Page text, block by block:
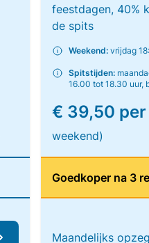
feestdagen, 40%
de spits
Weekend: vrijdag
Spitstijden:
16.00 tot 18.30 uur,
€ 39,50
weekend)
Goedkoper na 3
Maandelijks